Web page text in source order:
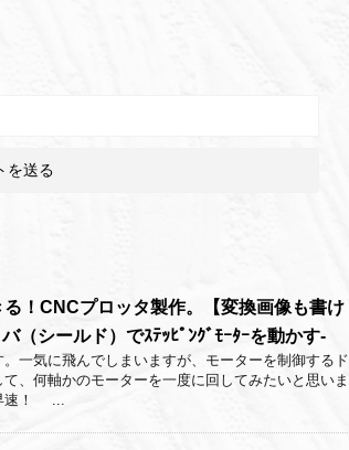
！CNCプロッタ製作。【変換画像も書け
（シールド）でｽﾃｯﾋﾟﾝｸﾞﾓｰﾀｰを動かす-
一気に飛んでしまいますが、モーターを制御するド
、何軸かのモーターを一度に回してみたいと思いま
速！ ...